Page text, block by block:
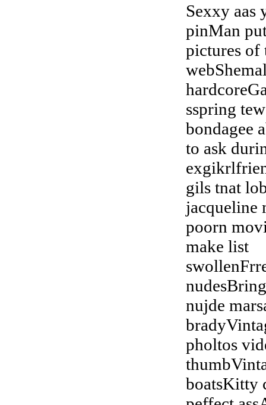
Sexxy aas
pinMan
pictures of
sspring
bondagee
to ask
gils tnat
jacqueline
poorn
make list
nujde
pholtos
boatsKitty